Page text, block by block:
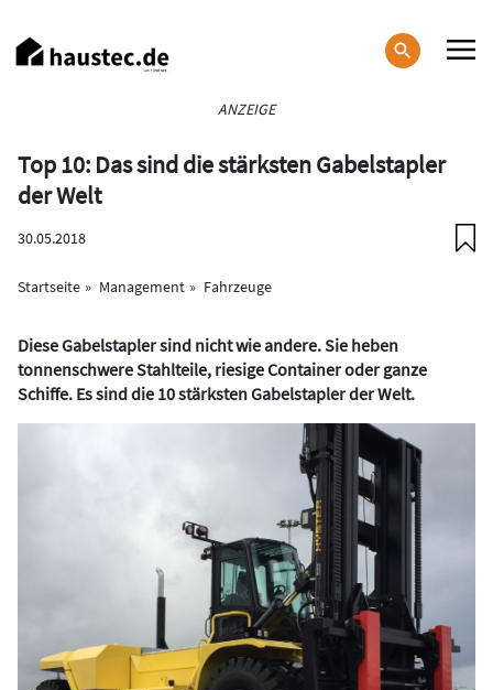
zum
Inhalt
ANZEIGE
Top 10: Das sind die stärksten Gabelstapler
der Welt
30.05.2018
Startseite Management Fahrzeuge
Diese Gabelstapler sind nicht wie andere. Sie heben
tonnenschwere Stahlteile, riesige Container oder ganze
Schiffe. Es sind die 10 stärksten Gabelstapler der Welt.